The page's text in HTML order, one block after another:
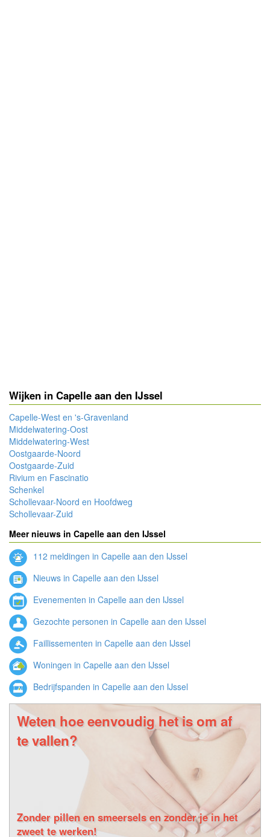
Wijken in Capelle aan den IJssel
Capelle-West en 's-Gravenland
Middelwatering-Oost
Middelwatering-West
Oostgaarde-Noord
Oostgaarde-Zuid
Rivium en Fascinatio
Schenkel
Schollevaar-Noord en Hoofdweg
Schollevaar-Zuid
Meer nieuws in Capelle aan den IJssel
112 meldingen in Capelle aan den IJssel
Nieuws in Capelle aan den IJssel
Evenementen in Capelle aan den IJssel
Gezochte personen in Capelle aan den IJssel
Faillissementen in Capelle aan den IJssel
Woningen in Capelle aan den IJssel
Bedrijfspanden in Capelle aan den IJssel
Weten hoe eenvoudig het is om af
te vallen?
Zonder pillen en smeersels en zonder je in het
zweet te werken!